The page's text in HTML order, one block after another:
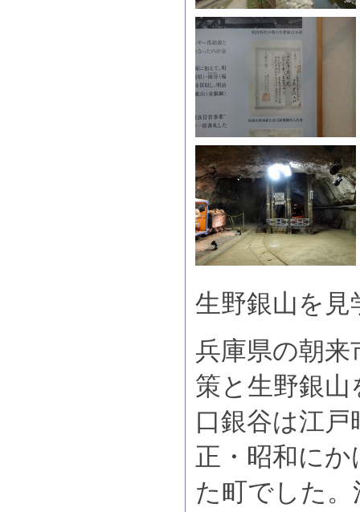
生野銀山を
兵庫県の朝来
策と生野銀
口銀谷は江
正・昭和に
た町でした